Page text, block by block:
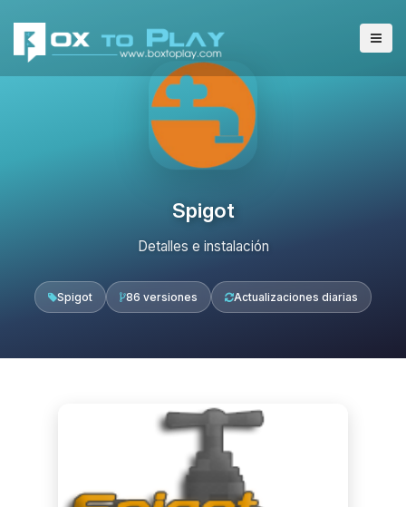
Spigot
Detalles e instalación
Spigot 86 versiones Actualizaciones diarias